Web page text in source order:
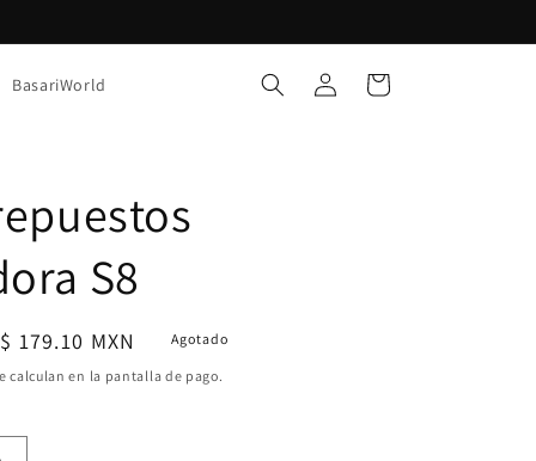
BasariWorld
Iniciar
sesión
Carrito
S8
Precio
de
$ 179.10 MXN Agotado
calculan en la pantalla de pago.